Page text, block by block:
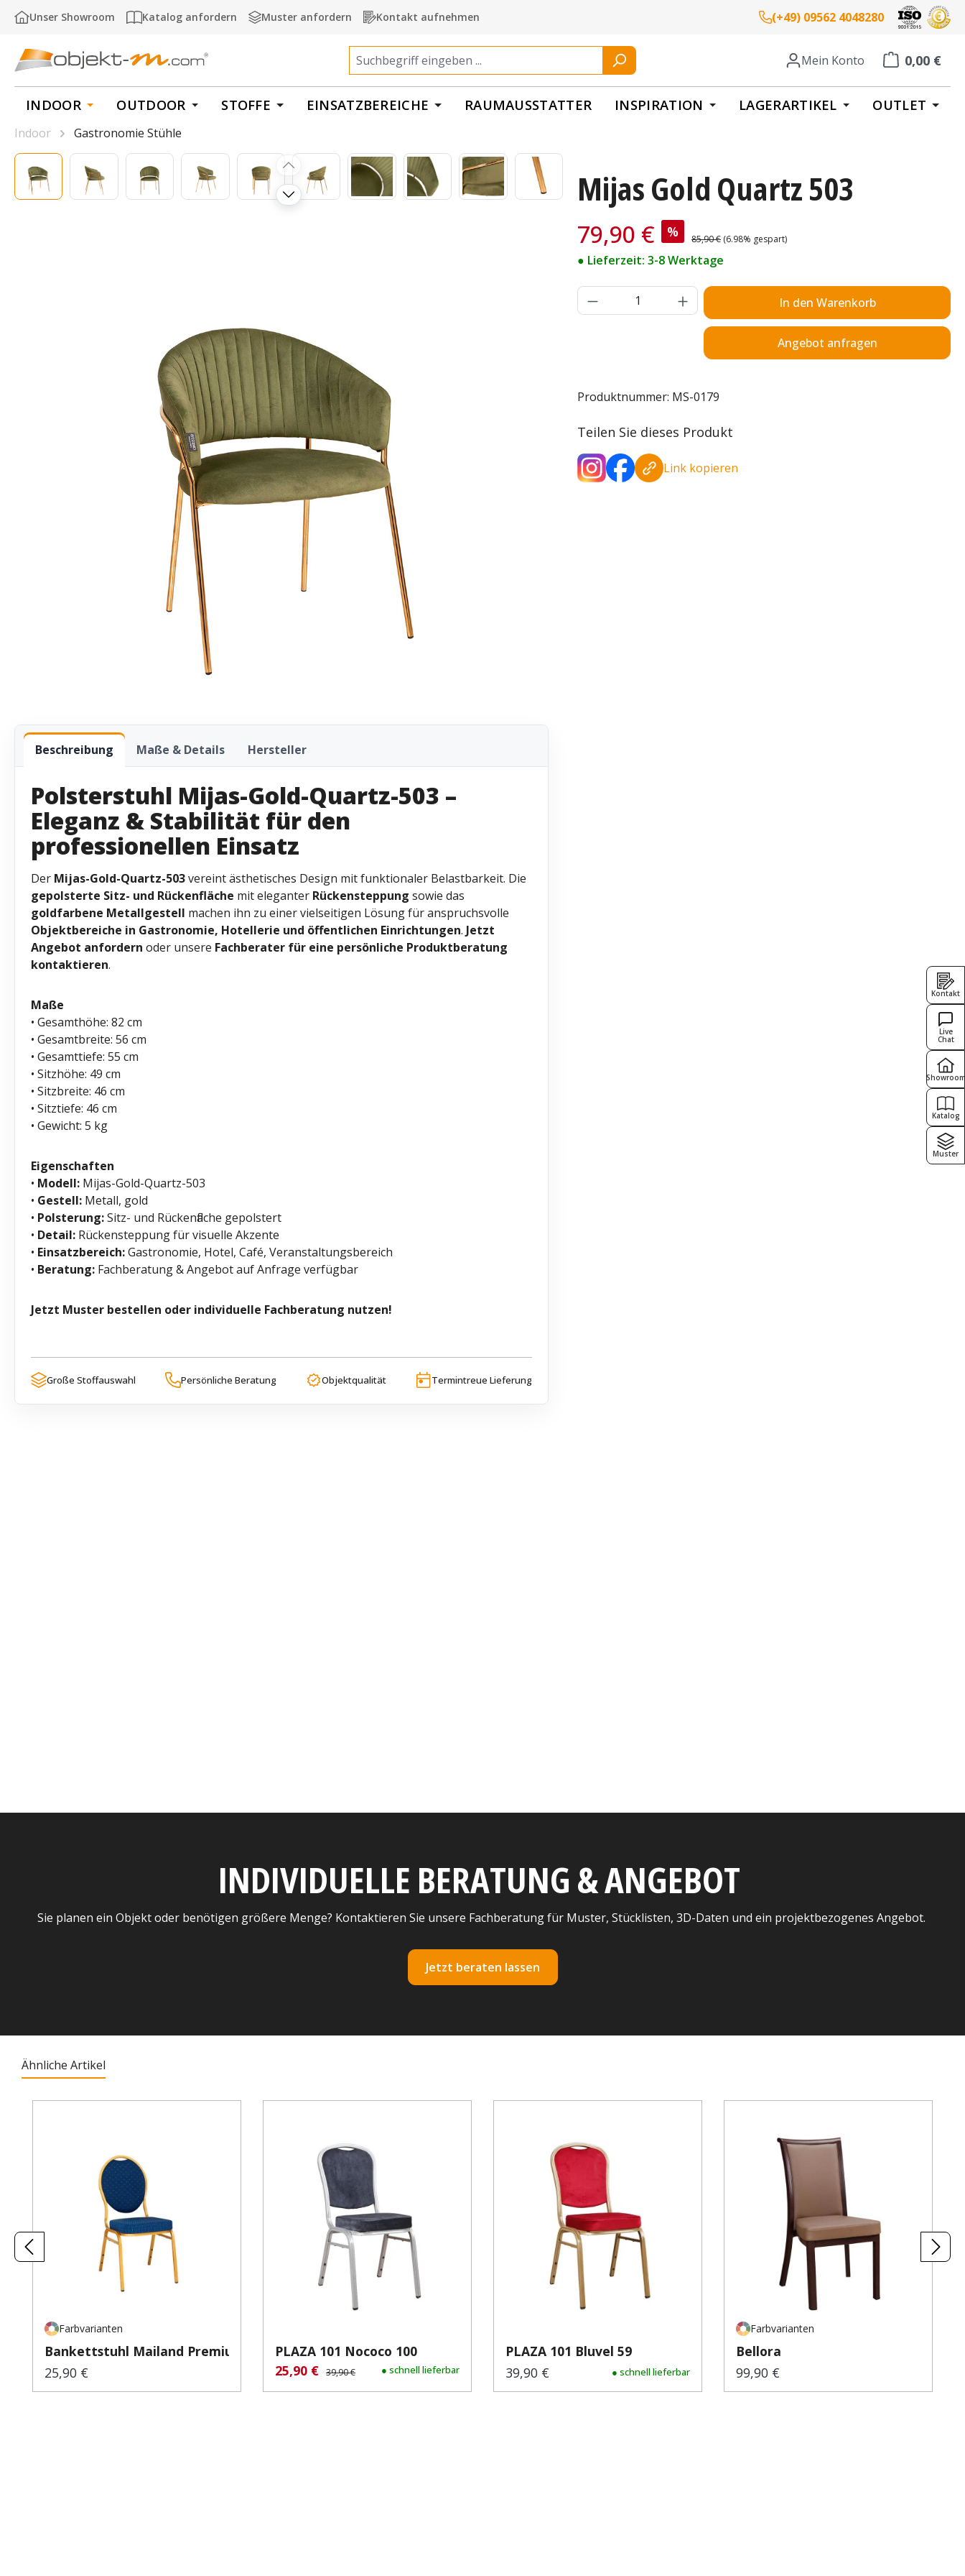
Hauptinhalt springen
Zur Suche springen
Zur Hauptnavigation springen
Unser Showroom Katalog anfordern Muster anfordern Kontakt aufnehmen (+49) 09562 4048280
Mein Konto 0,00 €
Warenkorb
INDOOR OUTDOOR STOFFE EINSATZBEREICHE RAUMAUSSTATTER INSPIRATION LAGERARTIKEL OUTLET
Mijas Gold Quartz 503
Verkaufspreis:
79,90 € % Regulärer Preis:
85,90 € (6.98% gespart)
● Lieferzeit: 3-8 Werktage
Produkt Anzahl: Gib den gewünschten Wert
In den Warenkorb
Angebot anfragen
Produktnummer: MS-0179
Teilen Sie dieses Produkt
Link kopieren
Indoor
Gastronomie Stühle
Bildergalerie überspringen
Beschreibung Maße & Details Hersteller
Polsterstuhl Mijas-Gold-Quartz-503 –
Eleganz & Stabilität für den
professionellen Einsatz
Der Mijas-Gold-Quartz-503vereint ästhetisches Design mit funktionaler Belastbarkeit. Die
gepolsterte Sitz- und Rückenfläche mit eleganter Rückensteppung sowie das
goldfarbene Metallgestell machen ihn zu einer vielseitigen Lösung für anspruchsvolle
Objektbereiche in Gastronomie, Hotellerie und öffentlichen Einrichtungen. Jetzt
Angebot anfordern oder unsere Fachberater für eine persönliche Produktberatung
kontaktieren.
Maße
• Gesamthöhe: 82 cm
• Gesamtbreite: 56 cm
• Gesamttiefe: 55 cm
• Sitzhöhe: 49 cm
• Sitzbreite: 46 cm
• Sitztiefe: 46 cm
• Gewicht: 5 kg
Eigenschaften
• Modell: Mijas-Gold-Quartz-503
• Gestell: Metall, gold
• Polsterung:Sitz- und Rückenfläche gepolstert
• Detail: Rückensteppung für visuelle Akzente
• Einsatzbereich:Gastronomie, Hotel, Café, Veranstaltungsbereich
• Beratung: Fachberatung & Angebot auf Anfrage verfügbar
Jetzt Muster bestellen oder individuelle Fachberatung nutzen!
Große Stoffauswahl Persönliche Beratung Objektqualität Termintreue Lieferung
INDIVIDUELLE BERATUNG & ANGEBOT
Sie planen ein Objekt oder benötigen größere Menge? Kontaktieren Sie unsere Fachberatung für Muster, Stücklisten, 3D-Daten und ein projektbezogenes Angebot.
Jetzt beraten lassen
Ähnliche Artikel
Farbvarianten
Bankettstuhl Mailand Premium
Regulärer Preis:
25,90 €
PLAZA 101 Nococo 100
Verkaufspreis:
25,90 € Regulärer Preis:
39,90 € ● schnell lieferbar
PLAZA 101 Bluvel 59
Regulärer Preis:
39,90 € ● schnell lieferbar
Farbvarianten
Bellora
Regulärer Preis:
99,90 €
Kontakt
Live
Chat
Showroom
Katalog
Muster